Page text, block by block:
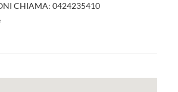
CHIAMA: 0424235410